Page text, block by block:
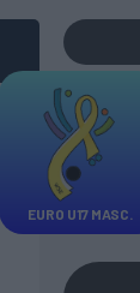
EURO U17 MASC.